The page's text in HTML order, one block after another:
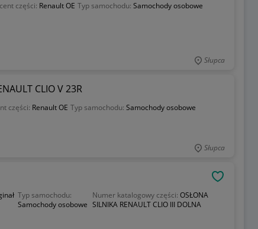
części: Renault OE Typ samochodu: Samochody osobowe
Słupca
CLIO V 23R
części: Renault OE Typ samochodu: Samochody osobowe
Słupca
Typ samochodu:
Samochody osobowe
Numer katalogowy części: OSŁONA
SILNIKA RENAULT CLIO III DOLNA